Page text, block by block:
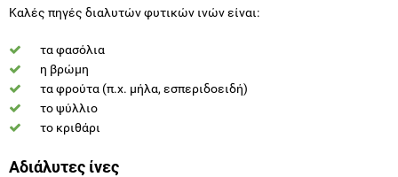
Καλές πηγές διαλυτών φυτικών ινών είναι:
τα φασόλια
η βρώμη
τα φρούτα (π.χ. μήλα, εσπεριδοειδή)
το ψύλλιο
το κριθάρι
Αδιάλυτες ίνες